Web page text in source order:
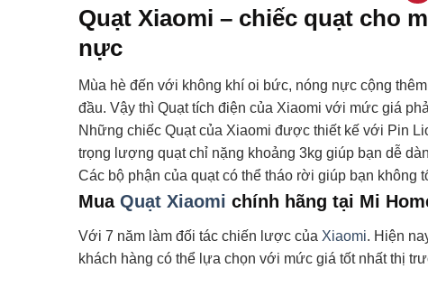
Quạt Xiaomi – chiếc quạt cho
nực
Mùa hè đến với không khí oi bức, nóng nực cộng
đầu. Vậy thì Quạt tích điện của Xiaomi với mức giá
Những chiếc Quạt của Xiaomi được thiết kế với Pin
trọng lượng quạt chỉ nặng khoảng 3kg giúp bạn dễ
Các bộ phận của quạt có thể tháo rời giúp bạn không
Mua Quạt Xiaomi chính hãng tại Mi
Với 7 năm làm đối tác chiến lược của Xiaomi. Hiện
khách hàng có thể lựa chọn với mức giá tốt nhất thị